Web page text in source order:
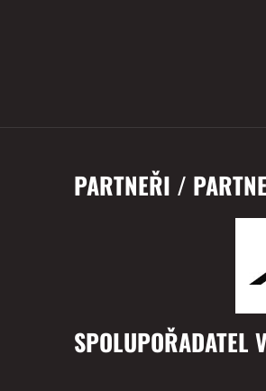
PARTNEŘI /
SPOLUPOŘADATEL